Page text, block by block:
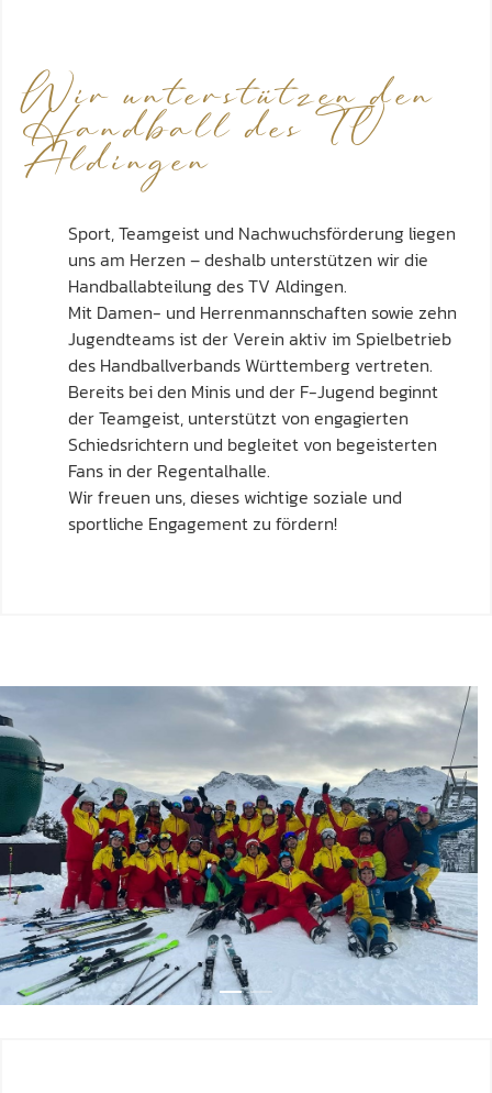
Wir unterstützen den
Handball des TV
Aldingen
Sport, Teamgeist und Nachwuchsförderung liegen
uns am Herzen – deshalb unterstützen wir die
Handballabteilung des TV Aldingen.
Mit Damen- und Herrenmannschaften sowie zehn
Jugendteams ist der Verein aktiv im Spielbetrieb
des Handballverbands Württemberg vertreten.
Bereits bei den Minis und der F-Jugend beginnt
der Teamgeist, unterstützt von engagierten
Schiedsrichtern und begleitet von begeisterten
Fans in der Regentalhalle.
Wir freuen uns, dieses wichtige soziale und
sportliche Engagement zu fördern!